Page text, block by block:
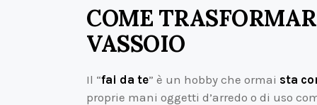
COME
VASSOIO
Il “fai da te” è un hobby che ormai sta
proprie mani oggetti d’arredo o di uso